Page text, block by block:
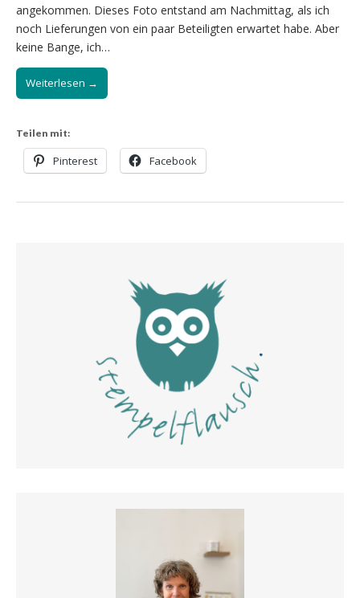
angekommen. Dieses Foto entstand am Nachmittag, als ich
noch Lieferungen von ein paar Beteiligten erwartet habe. Aber
keine Bange, ich…
Weiterlesen →
Teilen mit:
Pinterest Facebook